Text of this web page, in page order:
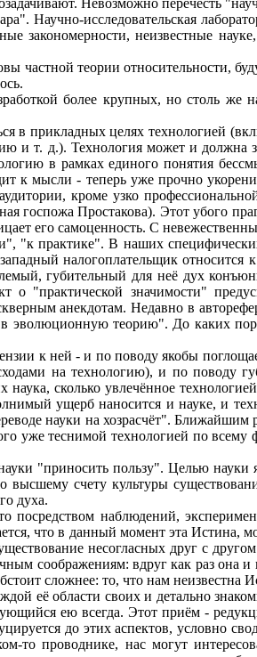
Невозможно перечесть
Научно-исследовательская
закономерности, неизвестные
теории относительности,
более крупных, но столь же
прикладных целях технологией
и т. д.). Технология может и должна
в рамках единого понятия
к мысли - теперь уже прочно
кроме узко
госпожа Простакова). Этот убого
его самоценность. С
"к практике". В наших
налогоплательщик относится
губительный для неё дух
о "практической значимости"
анекдотам. Недавно в
в эволюционную теорию". До каких
к ней - и по поводу якобы
на технологию), и по поводу
сколько увлечённое
ущерб наносится и науке, и
науки на хозрасчёт". Ближайшим
уже теснимой технологией по
"приносить пользу". Целью науки
счету культуры
духа.
наблюдений,
что в данный момент эта Истина,
несогласных друг с
соображениям: вдруг как раз она
сложнее: то, что нам неизвестна
её области своих и детально
ею всегда. Этот приём -
до этих аспектов, условно
то проводнике, нас могут